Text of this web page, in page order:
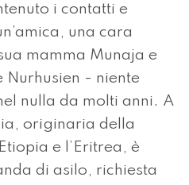
i contatti e
una cara
mamma Munaja e
- niente
nulla da molti anni. A
originaria della
e l’Eritrea, è
di asilo, richiesta